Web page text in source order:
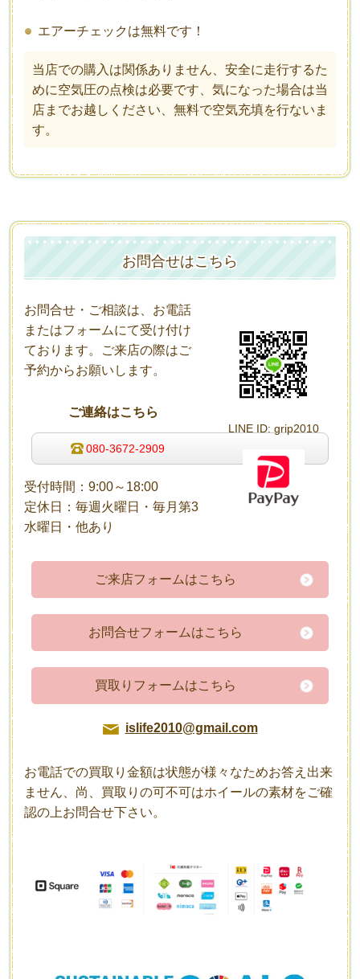
エアーチェックは無料です！
当店での購入は関係ありません、安全に走行するた
めに空気圧の点検は必要です、気になった場合は当
店までお越しください、無料で空気充填を行ないま
す。
お問合せはこちら
LINE ID: grip2010
お問合せ・ご相談は、お電話
またはフォームにて受け付け
ております。ご来店の際はご
予約からお願いします。
ご連絡はこちら
080-3672-2909
受付時間：9:00～18:00
定休日：毎週火曜日・毎月第3
水曜日・他あり
ご来店フォームはこちら
お問合せフォームはこちら
買取りフォームはこちら
islife2010@gmail.com
お電話での買取り金額は状態が様々なためお答え出来
ません、尚、買取りの可不可はホイールの素材をご確
認の上お問合せ下さい。